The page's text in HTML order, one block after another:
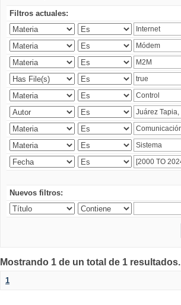
Filtros actuales:
Nuevos filtros:
Mostrando 1 de un total de 1 resultados.
1